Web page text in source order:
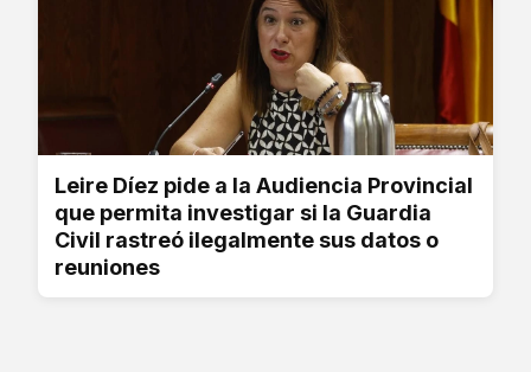
Leire Díez pide a la Audiencia Provincial
que permita investigar si la Guardia
Civil rastreó ilegalmente sus datos o
reuniones